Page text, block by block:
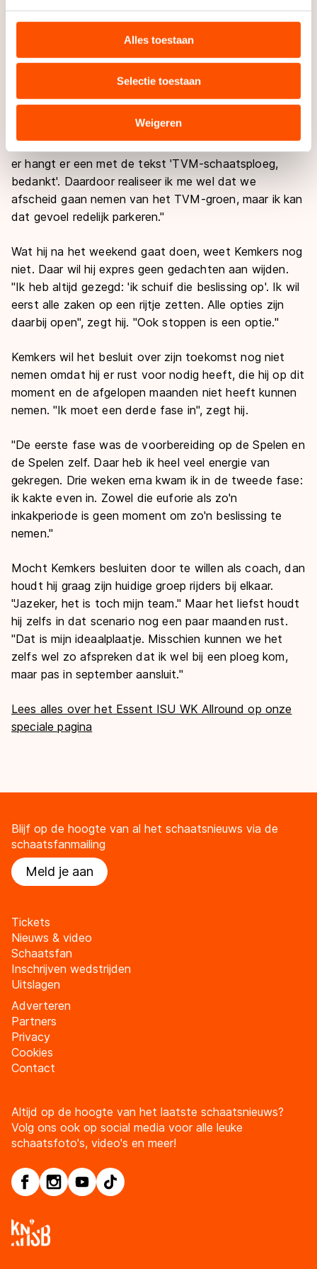
personaliseren, socialmediafuncties te bieden en
websiteverkeer te analyseren. We delen informatie over
combineren met andere gegevens die u aan hen heeft
verstrekt of die zij hebben verzameld via hun services.
Sommige partners kunnen gegevens doorgeven aan
landen buiten de EU, zoals de VS, waar mogelijk geen
adequaat beschermingsniveau geldt volgens de GDPR.
Door op ‘Toestaan’ te klikken, stemt u in met deze
overdracht. Meer informatie vindt u in onscookiebeleid
Alles toestaan
Selectie toestaan
Weigeren
"Met Ireen hebben we de controle en met Koen
hebben we een kans. En misschien kan Wouter olde
Heuvel zijn seizoen ook nog een mooi toetje geven en
in de buurt van het podium komen."
Toch kan zelfs de altijd rationele Kemkers niet
ontkennen dat het een bijzonder weekend zal worden.
"Ik keek hier net in Thialf naar de reclamedoeken. En
er hangt er een met de tekst 'TVM-schaatsploeg,
bedankt'. Daardoor realiseer ik me wel dat we
afscheid gaan nemen van het TVM-groen, maar ik kan
dat gevoel redelijk parkeren."
Wat hij na het weekend gaat doen, weet Kemkers nog
niet. Daar wil hij expres geen gedachten aan wijden.
"Ik heb altijd gezegd: 'ik schuif die beslissing op'. Ik wil
eerst alle zaken op een rijtje zetten. Alle opties zijn
daarbij open", zegt hij. "Ook stoppen is een optie."
Kemkers wil het besluit over zijn toekomst nog niet
nemen omdat hij er rust voor nodig heeft, die hij op dit
moment en de afgelopen maanden niet heeft kunnen
nemen. "Ik moet een derde fase in", zegt hij.
"De eerste fase was de voorbereiding op de Spelen en
de Spelen zelf. Daar heb ik heel veel energie van
gekregen. Drie weken erna kwam ik in de tweede fase:
ik kakte even in. Zowel die euforie als zo'n
inkakperiode is geen moment om zo'n beslissing te
nemen."
Mocht Kemkers besluiten door te willen als coach, dan
houdt hij graag zijn huidige groep rijders bij elkaar.
"Jazeker, het is toch mijn team." Maar het liefst houdt
hij zelfs in dat scenario nog een paar maanden rust.
"Dat is mijn ideaalplaatje. Misschien kunnen we het
zelfs wel zo afspreken dat ik wel bij een ploeg kom,
maar pas in september aansluit."
Lees alles over het Essent ISU WK Allround op onze
speciale pagina
Blijf op de hoogte van al het schaatsnieuws via de
schaatsfanmailing
Meld je aan
Tickets
Nieuws & video
Schaatsfan
Inschrijven wedstrijden
Uitslagen
Adverteren
Partners
Privacy
Cookies
Contact
Altijd op de hoogte van het laatste schaatsnieuws?
Volg ons ook op social media voor alle leuke
schaatsfoto's, video's en meer!